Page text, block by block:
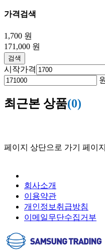
가격검색
1,700 원
171,000 원
검색
시작가격
원
최근본 상품(0)
페이지 상단으로 가기 페이
회사소개
이용약관
개인정보취급방침
이메일무단수집거부